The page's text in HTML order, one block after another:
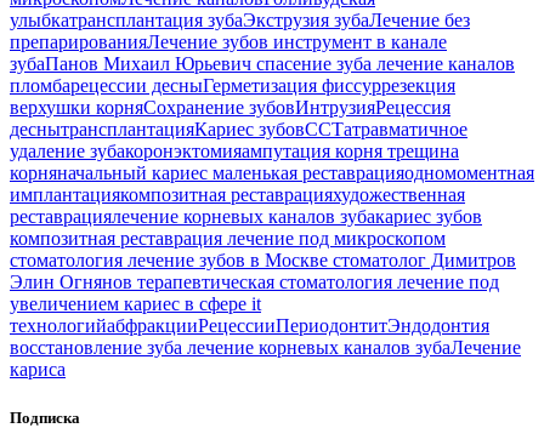
улыбкатрансплантация зубаЭкструзия зубаЛечение без
препарированияЛечение зубов инструмент в канале
зубаПанов Михаил Юрьевич спасение зуба лечение каналов
пломбарецессии десныГерметизация фиссуррезекция
верхушки корняСохранение зубовИнтрузияРецессия
деснытрансплантацияКариес зубовССТатравматичное
удаление зубакоронэктомияампутация корня трещина
корняначальный кариес маленькая реставрацияодномоментная
имплантациякомпозитная реставрацияхудожественная
реставрациялечение корневых каналов зубакариес зубов
композитная реставрация лечение под микроскопом
стоматология лечение зубов в Москве стоматолог Димитров
Элин Огнянов терапевтическая стоматология лечение под
увеличением кариес в сфере it
технологийабфракцииРецессииПериодонтитЭндодонтия
восстановление зуба лечение корневых каналов зубаЛечение
кариса
Подписка